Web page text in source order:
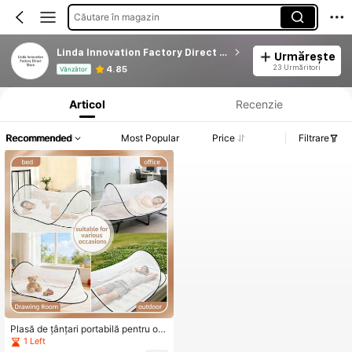
Căutare în magazin
Linda Innovation Factory Direct Store
Vânzător 4.85
Urmărește
23 Urmăritori
Informații despre produs: Divulgarea prețului, detalii privind vânzările și stocul.
Articol Recenzie
Recommended Most Popular Price Filtrare
Plasă de țânțari portabilă pentru o si
ngură persoană, nu necesită instala
1 Left